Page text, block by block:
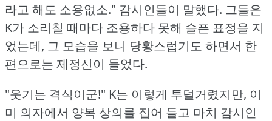
라고 해도 소용없소." 감시인들이 말했다. 그들은
K가 소리칠 때마다 조용하다 못해 슬픈 표정을 지
었는데, 그 모습을 보니 당황스럽기도 하면서 한
편으로는 제정신이 들었다.
"웃기는 격식이군!" K는 이렇게 투덜거렸지만, 이
미 의자에서 양복 상의를 집어 들고 마치 감시인